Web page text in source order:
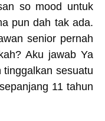
so mood untuk
pun dah tak ada.
senior pernah
Aku jawab Ya
sesuatu
11 tahun